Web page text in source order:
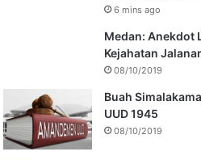
6 mins ago
Medan: Anekdot
Kejahatan
08/10/2019
Buah
UUD 1945
08/10/2019